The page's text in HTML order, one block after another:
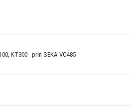
KT300 - prin SEKA VC485